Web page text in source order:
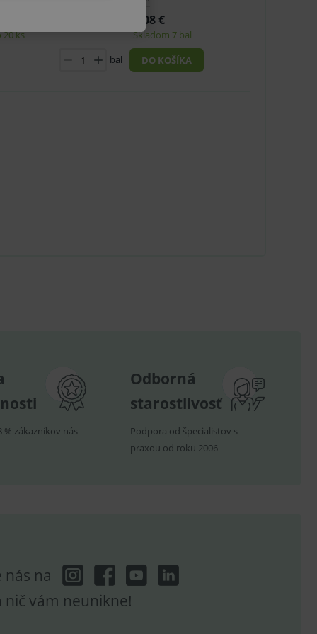
20 ks
3,08 €
Skladom 7 bal
bal
DO KOŠÍKA
% zákazníkov nás
Odborná
starostlivosť
Podpora od špecialistov s
praxou od roku 2006
nás na
nič vám neunikne!
analytics.
zobrazení
analytics.
reklamy.
cookies a
předvoleb pro
webu používá